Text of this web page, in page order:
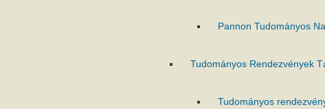
Pannon Tudományos
Tudományos Rendezvények
Tudományos